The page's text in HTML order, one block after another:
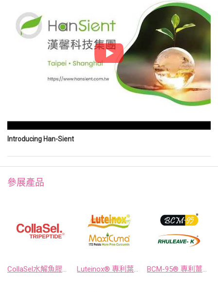
Introducing Han-Sient
參展產品
CollaSel水解魚膠原三胜肽 Luteinox® 專利葉黃素／Maxicuma® 微膠囊化薑黃素 BCM-95® 專利薑黃萃取物／RHULEAVE-K® 專利薑黃乳香複方